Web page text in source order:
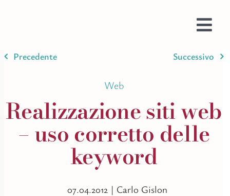
Testi
Precedente Successivo
Web
Realizzazione siti web
– uso corretto delle
keyword
07.04.2012 | Carlo Gislon